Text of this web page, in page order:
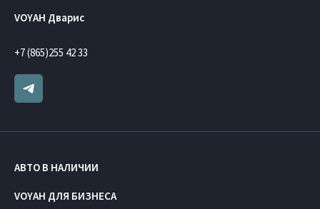
VOYAH Дварис
+7 (865)255 42 33
АВТО В НАЛИЧИИ
VOYAH ДЛЯ БИЗНЕСА